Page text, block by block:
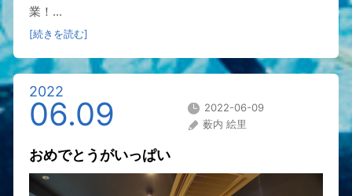
業！...
[続きを読む]
2022
06.09
2022-06-09
薮内 絵里
おめでとうがいっぱい